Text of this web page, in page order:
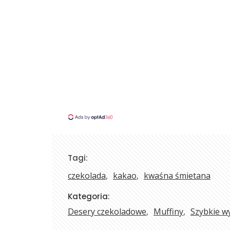
Tagi:
czekolada kakao kwaśna śmietana
Kategoria:
Desery czekoladowe Muffiny Szybkie